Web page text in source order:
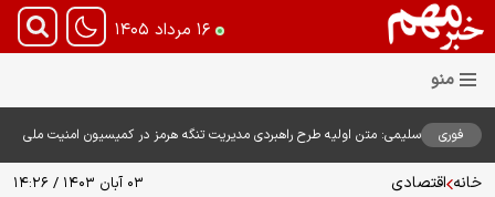
۱۶ مرداد ۱۴۰۵
فوری
سلیمی: متن اولیه طرح راهبردی مدیریت تنگه هرمز در کمیسیون امنیت ملی
خانه اقتصادی ۰۳ آبان ۱۴۰۳ / ۱۴:۲۶